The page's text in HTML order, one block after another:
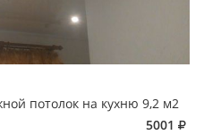
потолок на кухню 9,2 м2
5001